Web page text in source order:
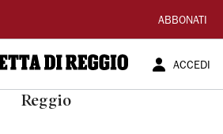
ABBONATI
ACCEDI
Reggio